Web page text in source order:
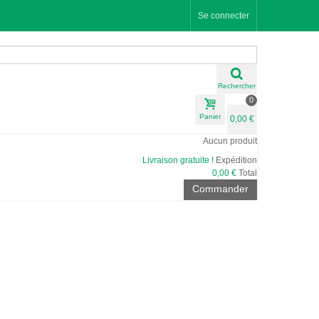
Se connecter
Rechercher
Panier
0
0,00 €
Aucun produit
Livraison gratuite ! Expédition
0,00 € Total
Commander